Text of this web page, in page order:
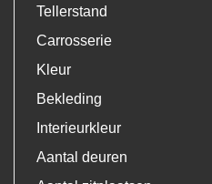
Tellerstand
Carrosserie
Kleur
Bekleding
Interieurkleur
Aantal deuren